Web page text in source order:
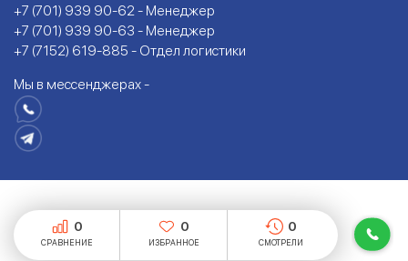
+7 (701) 939 90-62 - Менеджер
+7 (701) 939 90-63 - Менеджер
+7 (7152) 619-885 - Отдел логистики
Мы в мессенджерах -
0
СРАВНЕНИЕ
0
ИЗБРАННОЕ
0
СМОТРЕЛИ